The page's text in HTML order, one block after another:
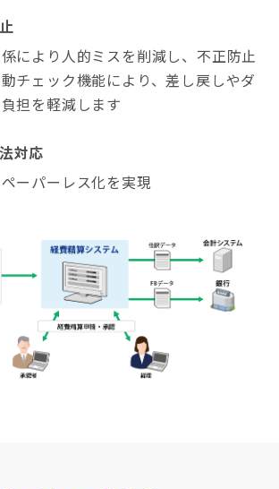
により人的ミスを削減し、不正防止
チェック機能により、差し戻しやダ
担を軽減します
対応
ーパーレス化を実現